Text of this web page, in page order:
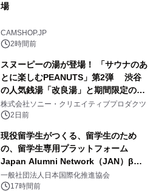
場
CAMSHOP.JP
2時間前
スヌーピーの湯が登場！ 「サウナのあ
とに楽しむPEANUTS」第2弾 渋谷
の人気銭湯「改良湯」と期間限定のコ
ラボレーション サウナイキタイコラ
ボグッズも発売決定！
株式会社ソニー・クリエイティブプロダクツ
2日前
現役留学生がつくる、留学生のため
の、留学生専用プラットフォーム
Japan Alumni Network（JAN）β版
をリリース
一般社団法人日本国際化推進協会
17時間前